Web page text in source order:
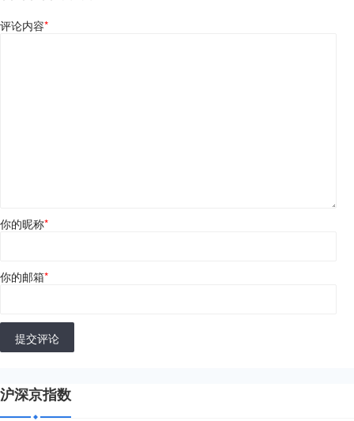
评论内容*
你的昵称*
你的邮箱*
提交评论
沪深京指数